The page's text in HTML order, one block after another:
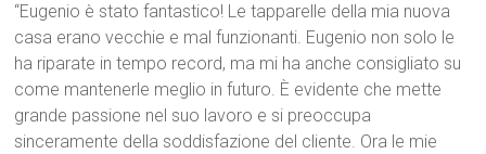
“Eugenio è stato fantastico! Le tapparelle della mia nuova
casa erano vecchie e mal funzionanti. Eugenio non solo le
ha riparate in tempo record, ma mi ha anche consigliato su
come mantenerle meglio in futuro. È evidente che mette
grande passione nel suo lavoro e si preoccupa
sinceramente della soddisfazione del cliente. Ora le mie